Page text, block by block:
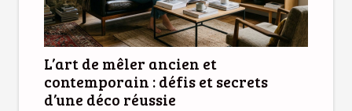
L’art de mêler ancien et
contemporain : défis et secrets
d’une déco réussie